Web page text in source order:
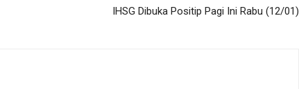
IHSG Dibuka Positip Pagi Ini Rabu (12/01)